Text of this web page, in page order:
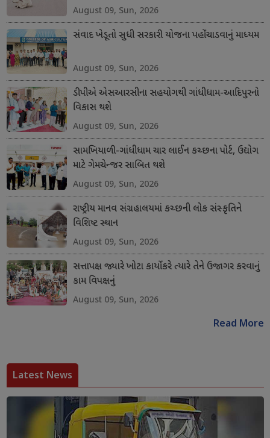
August 09, Sun, 2026
સંવાદ ખેડૂતો સુધી સરકારી યોજના પહોંચાડવાનું માધ્યમ
August 09, Sun, 2026
ડીપીએ એસઆરસીના સહયોગથી ગાંધીધામ-આદિપુરનો
વિકાસ થશે
August 09, Sun, 2026
સામખિયાળી-ગાંધીધામ ચાર લાઈન કચ્છના પોર્ટ, ઉદ્યોગ
માટે ગેમચેન્જર સાબિત થશે
August 09, Sun, 2026
રાષ્ટ્રીય માનવ સંગ્રહાલયમાં કચ્છની લોક સંસ્કૃતિને
વિશિષ્ટ સ્થાન
August 09, Sun, 2026
સત્તાપક્ષ જ્યારે ખોટા કાર્યો કરે ત્યારે તેને ઉજાગર કરવાનું
કામ વિપક્ષનું
August 09, Sun, 2026
Read More
Latest News